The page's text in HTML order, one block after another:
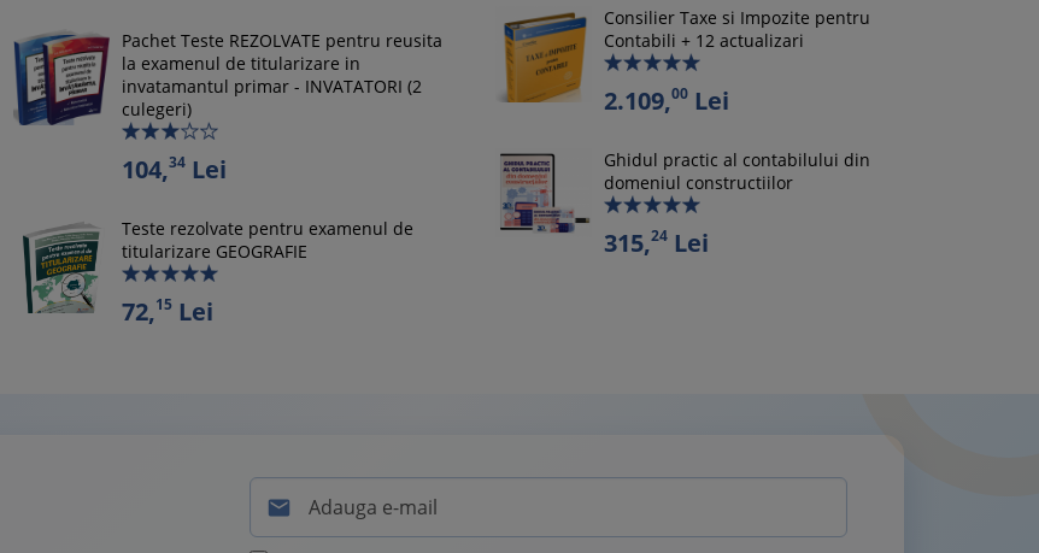
Pachet Teste REZOLVATE pentru reusita
la examenul de titularizare in
invatamantul primar - INVATATORI (2
culegeri)
104,34Lei
Teste rezolvate pentru examenul de
titularizare GEOGRAFIE
72,15Lei
Consilier Taxe si Impozite pentru
Contabili + 12 actualizari
2.109,00Lei
Ghidul practic al contabilului din
domeniul constructiilor
315,24Lei
